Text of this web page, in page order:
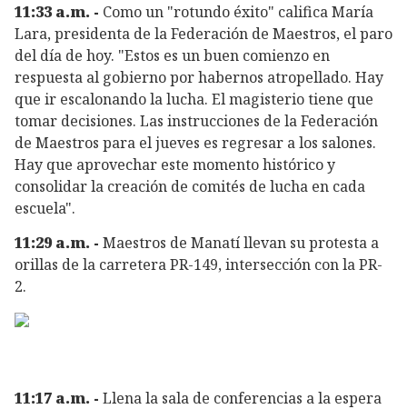
11:33 a.m. - Como un "rotundo éxito" califica María
Lara, presidenta de la Federación de Maestros, el paro
del día de hoy. "Estos es un buen comienzo en
respuesta al gobierno por habernos atropellado. Hay
que ir escalonando la lucha. El magisterio tiene que
tomar decisiones. Las instrucciones de la Federación
de Maestros para el jueves es regresar a los salones.
Hay que aprovechar este momento histórico y
consolidar la creación de comités de lucha en cada
escuela".
11:29 a.m. - Maestros de Manatí llevan su protesta a
orillas de la carretera PR-149, intersección con la PR-
2.
11:17 a.m. - Llena la sala de conferencias a la espera